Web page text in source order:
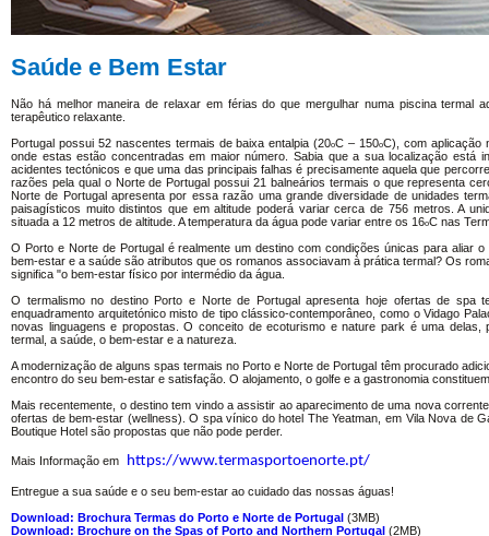
Saúde e Bem Estar
Não há melhor maneira de relaxar em férias do que mergulhar numa piscina termal
terapêutico relaxante.
Portugal possui 52 nascentes termais de baixa entalpia (20ₒC – 150ₒC), com
onde estas estão concentradas em maior número. Sabia que a sua localização está
acidentes tectónicos e que uma das principais falhas é precisamente aquela que
razões pela qual o Norte de Portugal possui 21 balneários termais o que representa
Norte de Portugal apresenta por essa razão uma grande diversidade de unidades
paisagísticos muito distintos que em altitude poderá variar cerca de 756 metros. A
situada a 12 metros de altitude. A temperatura da água pode variar entre os 16ₒC nas
O Porto e Norte de Portugal é realmente um destino com condições únicas para aliar
bem-estar e a saúde são atributos que os romanos associavam à prática termal? Os
significa "o bem-estar físico por intermédio da água.
O termalismo no destino Porto e Norte de Portugal apresenta hoje ofertas de spa
enquadramento arquitetónico misto de tipo clássico-contemporâneo, como o Vidago
novas linguagens e propostas. O conceito de ecoturismo e nature park é uma
termal, a saúde, o bem-estar e a natureza.
A modernização de alguns spas termais no Porto e Norte de Portugal têm procurado
encontro do seu bem-estar e satisfação. O alojamento, o golfe e a gastronomia
Mais recentemente, o destino tem vindo a assistir ao aparecimento de uma nova
ofertas de bem-estar (wellness). O spa vínico do hotel The Yeatman, em Vila Nova de
Boutique Hotel são propostas que não pode perder.
Mais Informação em https://www.termasportoenorte.pt/
Entregue a sua saúde e o seu bem-estar ao cuidado das nossas águas!
Download: Brochura Termas do Porto e Norte de Portugal (3MB)
Download: Brochure on the Spas of Porto and Northern Portugal (2MB)